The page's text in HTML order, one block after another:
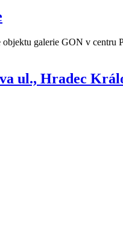
galerie GON v centru
ul., Hradec